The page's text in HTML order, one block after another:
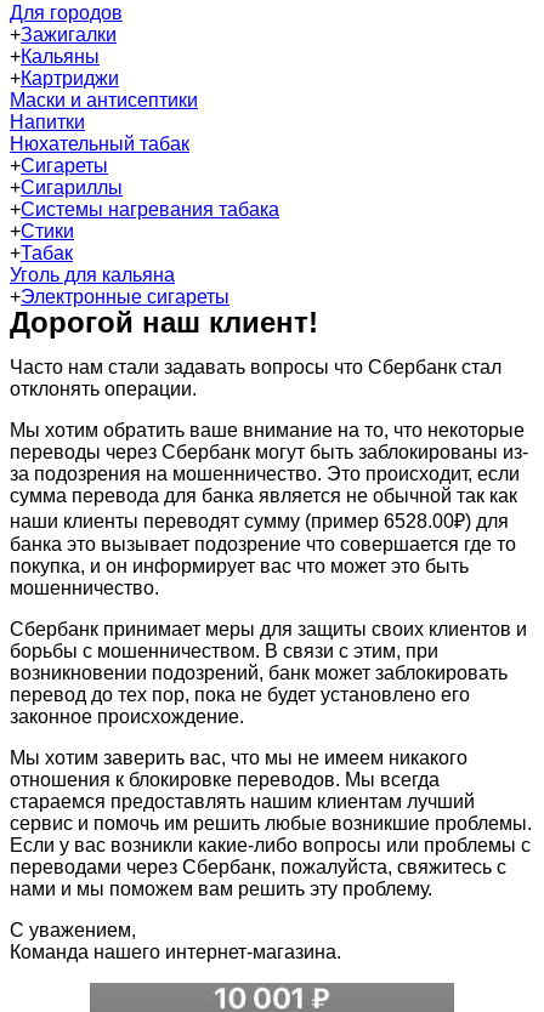
Для городов
+Зажигалки
+Кальяны
+Картриджи
Маски и антисептики
Напитки
Нюхательный табак
+Сигареты
+Сигариллы
+Системы нагревания табака
+Стики
+Табак
Уголь для кальяна
+Электронные сигареты
Дорогой наш клиент!
Часто нам стали задавать вопросы что Сбербанк стал
отклонять операции.
Мы хотим обратить ваше внимание на то, что некоторые
переводы через Сбербанк могут быть заблокированы из-
за подозрения на мошенничество. Это происходит, если
сумма перевода для банка является не обычной так как
наши клиенты переводят сумму (пример 6528.00₽) для
банка это вызывает подозрение что совершается где то
покупка, и он информирует вас что может это быть
мошенничество.
Сбербанк принимает меры для защиты своих клиентов и
борьбы с мошенничеством. В связи с этим, при
возникновении подозрений, банк может заблокировать
перевод до тех пор, пока не будет установлено его
законное происхождение.
Мы хотим заверить вас, что мы не имеем никакого
отношения к блокировке переводов. Мы всегда
стараемся предоставлять нашим клиентам лучший
сервис и помочь им решить любые возникшие проблемы.
Если у вас возникли какие-либо вопросы или проблемы с
переводами через Сбербанк, пожалуйста, свяжитесь с
нами и мы поможем вам решить эту проблему.
С уважением,
Команда нашего интернет-магазина.